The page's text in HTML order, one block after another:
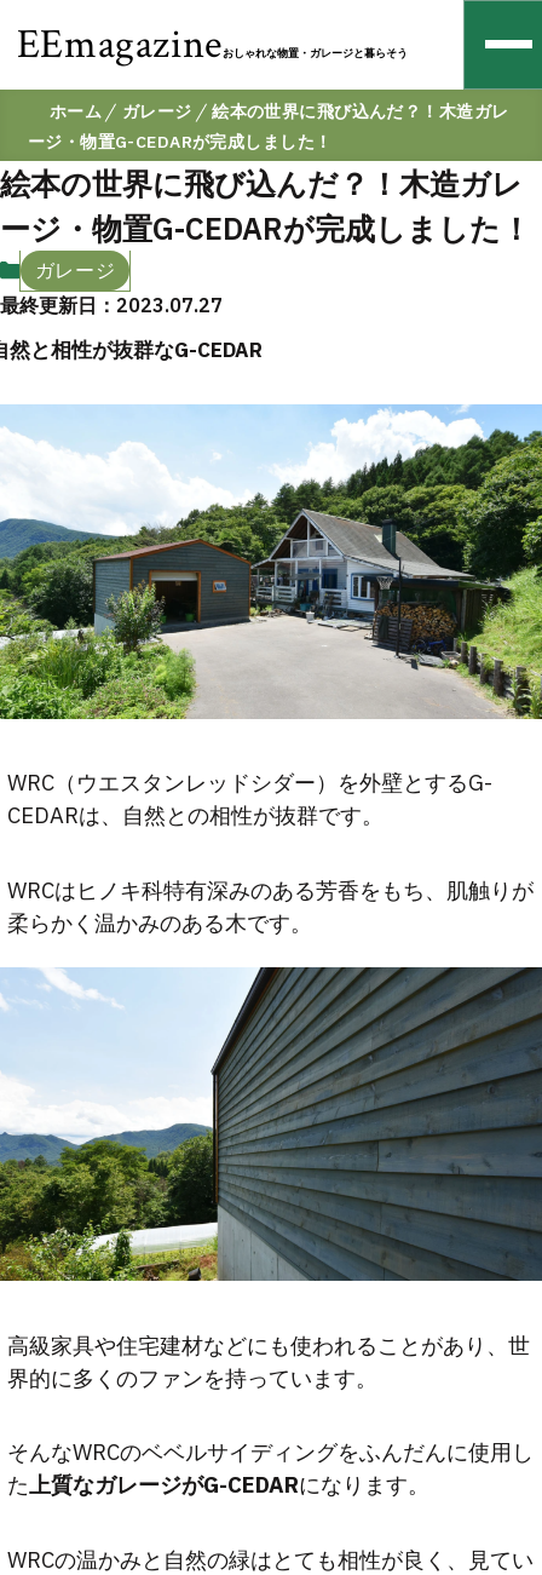
EEmagazineおしゃれな物置・ガレージと暮らそう
ホーム ガレージ
絵本の世界に飛び込んだ？！木造ガレ
ージ・物置G-CEDARが完成しました！
絵本の世界に飛び込んだ？！木造ガレ
ージ・物置G-CEDARが完成しました！
ガレージ
最終更新日：2023.07.27
然と相性が抜群なG-CEDAR
WRC（ウエスタンレッドシダー）を外壁とするG-
CEDARは、自然との相性が抜群です。
WRCはヒノキ科特有深みのある芳香をもち、肌触りが
柔らかく温かみのある木です。
高級家具や住宅建材などにも使われることがあり、世
界的に多くのファンを持っています。
そんなWRCのベベルサイディングをふんだんに使用し
た上質なガレージがG-CEDARになります。
WRCの温かみと自然の緑はとても相性が良く、見てい